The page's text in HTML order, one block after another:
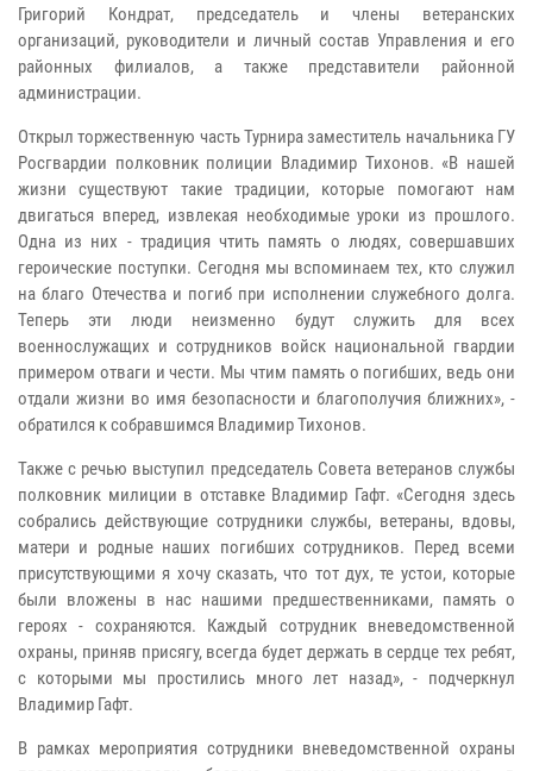
Григорий Кондрат, председатель и члены ветеранских
организаций, руководители и личный состав Управления и его
районных филиалов, а также представители районной
администрации.
Открыл торжественную часть Турнира заместитель начальника ГУ
Росгвардии полковник полиции Владимир Тихонов. «В нашей
жизни существуют такие традиции, которые помогают нам
двигаться вперед, извлекая необходимые уроки из прошлого.
Одна из них - традиция чтить память о людях, совершавших
героические поступки. Сегодня мы вспоминаем тех, кто служил
на благо Отечества и погиб при исполнении служебного долга.
Теперь эти люди неизменно будут служить для всех
военнослужащих и сотрудников войск национальной гвардии
примером отваги и чести. Мы чтим память о погибших, ведь они
отдали жизни во имя безопасности и благополучия ближних», -
обратился к собравшимся Владимир Тихонов.
Также с речью выступил председатель Совета ветеранов службы
полковник милиции в отставке Владимир Гафт. «Сегодня здесь
собрались действующие сотрудники службы, ветераны, вдовы,
матери и родные наших погибших сотрудников. Перед всеми
присутствующими я хочу сказать, что тот дух, те устои, которые
были вложены в нас нашими предшественниками, память о
героях - сохраняются. Каждый сотрудник вневедомственной
охраны, приняв присягу, всегда будет держать в сердце тех ребят,
с которыми мы простились много лет назад», - подчеркнул
Владимир Гафт.
В рамках мероприятия сотрудники вневедомственной охраны